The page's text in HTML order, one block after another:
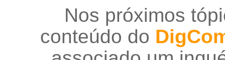
Nos próximos
conteúdo do